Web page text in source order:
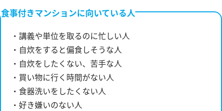
食事付きマンションに向いている人
・講義や単位を取るのに忙しい人
・自炊をすると偏食しそうな人
・自炊をしたくない、苦手な人
・買い物に行く時間がない人
・食器洗いをしたくない人
・好き嫌いのない人